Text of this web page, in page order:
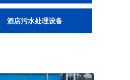
酒店污水处理设备